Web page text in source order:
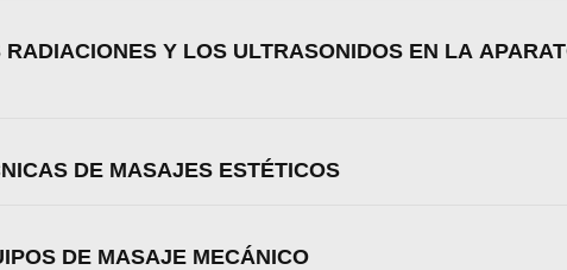
Y LOS ULTRASONIDOS EN LA
DE MASAJES ESTÉTICOS
DE MASAJE MECÁNICO